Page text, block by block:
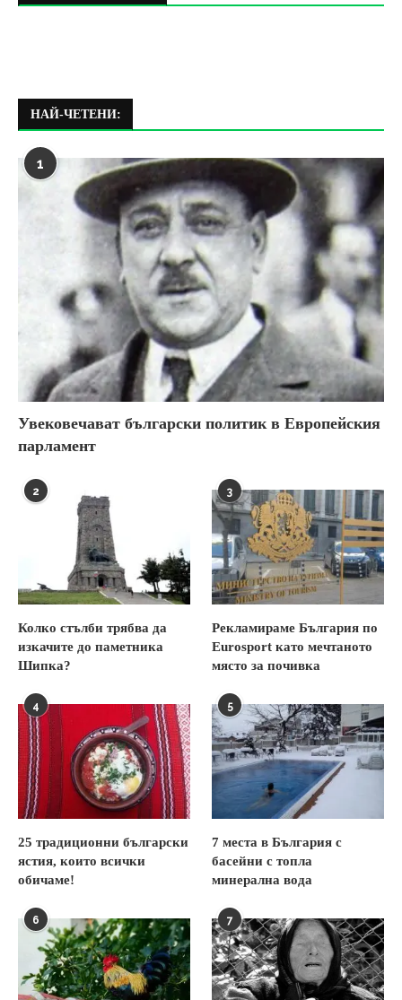
НАЙ-ЧЕТЕНИ:
1
Увековечават български политик в Европейския
парламент
2
Колко стълби трябва да
изкачите до паметника
Шипка?
3
Рекламираме България по
Eurosport като мечтаното
място за почивка
4
25 традиционни български
ястия, които всички
обичаме!
5
7 места в България с
басейни с топла
минерална вода
6 7